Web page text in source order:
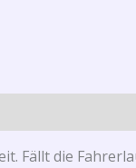
Fällt die